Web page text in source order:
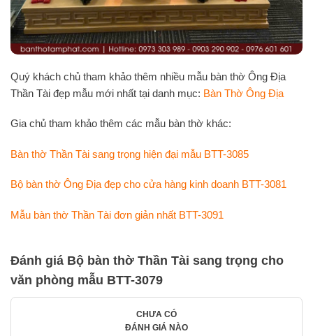
Quý khách chủ tham khảo thêm nhiều mẫu bàn thờ Ông Địa
Thần Tài đẹp mẫu mới nhất tại danh mục: Bàn Thờ Ông Địa
Gia chủ tham khảo thêm các mẫu bàn thờ khác:
Bàn thờ Thần Tài sang trọng hiện đại mẫu BTT-3085
Bộ bàn thờ Ông Địa đẹp cho cửa hàng kinh doanh BTT-3081
Mẫu bàn thờ Thần Tài đơn giản nhất BTT-3091
Đánh giá Bộ bàn thờ Thần Tài sang trọng cho
văn phòng mẫu BTT-3079
CHƯA CÓ
ĐÁNH GIÁ NÀO